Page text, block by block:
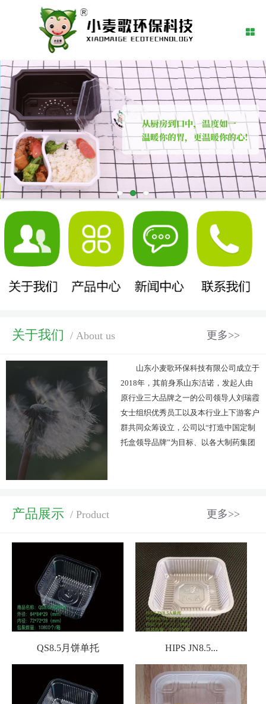
关于我们 / About us 更多>>
山东小麦歌环保科技有限公司成立于
2018年，其前身系山东洁诺，发起人由
原行业三大品牌之一的公司领导人刘瑞霞
女士组织优秀员工以及本行业上下游客户
群共同众筹设立，公司以“打造中国定制
托盒领导品牌”为目标、以各大制药集团
产品展示 / Product 更多>>
QS8.5月饼单托 HIPS JN8.5...